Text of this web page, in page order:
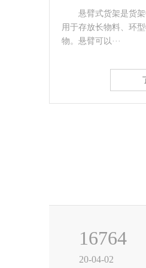
电缆货架是为存
仓储货架，其结构本
故也称为电缆···
16764
20-04-02